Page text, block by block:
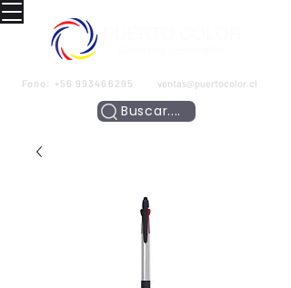
Fono: +56 993466295 ventas@puertocolor.cl
Buscar....